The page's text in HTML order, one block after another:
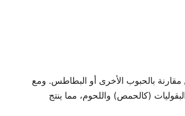
مقارنة بالحبوب الأخرى أو البطاطس. ومع
(كالحمص) واللحوم، مما ينتج